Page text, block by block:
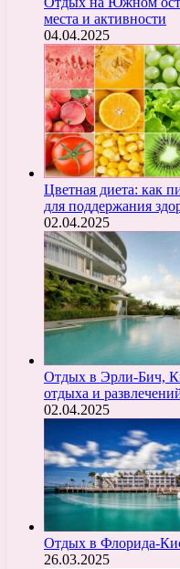
места и активности
04.04.2025
Цветная диета: как
для поддержания
02.04.2025
Отдых в Эрли-Бич,
отдыха и
02.04.2025
Отдых в Флорида-
26.03.2025